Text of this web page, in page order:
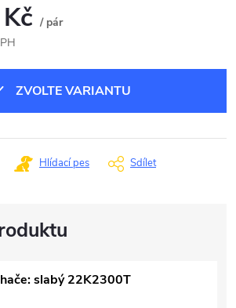
/ pár
ZVOLTE VARIANTU
Hlídací pes Sdílet
slabý 22K2300T